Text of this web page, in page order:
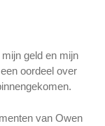
geld en mijn
oordeel over
van Owen